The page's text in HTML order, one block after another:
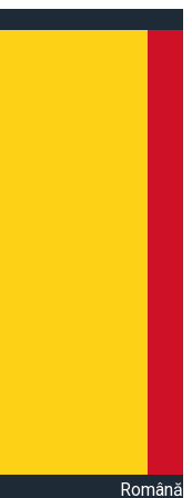
Română